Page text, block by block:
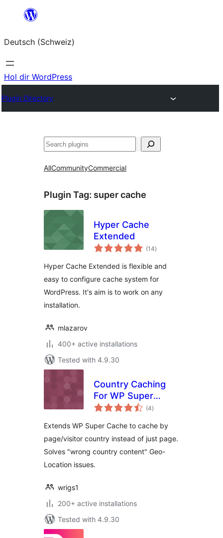
springen
Deutsch (Schweiz)
Hol dir WordPress
Plugin Directory
Suchen
AllCommunityCommercial
Plugin Tag: super cache
Hyper Cache
Extended
(14total
ratings
)
Hyper Cache Extended is flexible and
easy to configure cache system for
WordPress. It's aim is to work on any
installation.
mlazarov
400+ active installations
Tested with 4.9.30
Country Caching
For WP Super
Cache
(4total
ratings
)
Extends WP Super Cache to cache by
page/visitor country instead of just page.
Solves "wrong country content" Geo-
Location issues.
wrigs1
200+ active installations
Tested with 4.9.30